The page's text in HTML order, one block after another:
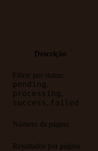
Descrição
Filtrar por status:
pending,
processing,
success, failed
Número da página
Resultados por página